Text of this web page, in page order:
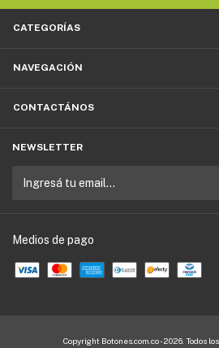
CATEGORÍAS
NAVEGACIÓN
CONTACTÁNOS
NEWSLETTER
Medios de pago
Copyright Botones.com.co - 2026. Todos